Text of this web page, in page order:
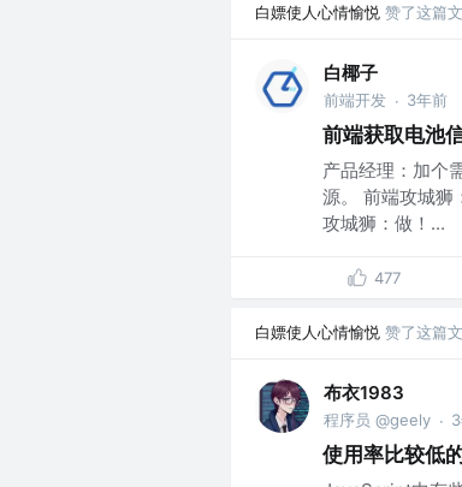
白嫖使人心情愉悦 赞了这篇
白椰子
前端开发 · 3年前
前端获取电池
产品经理：加个
源。 前端攻城狮
攻城狮：做！...
477
白嫖使人心情愉悦 赞了这篇
布衣1983
程序员 @geely ·
使用率比较低